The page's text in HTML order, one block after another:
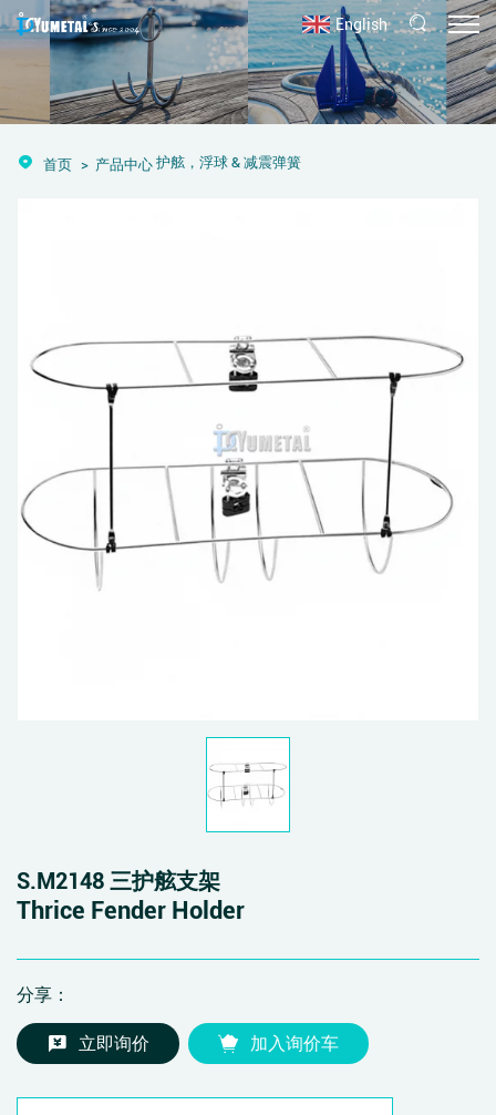
English
首页 产品中心护舷，浮球 & 减震弹簧
S.M2148 三护舷支架
Thrice Fender Holder
分享：
立即询价 加入询价车